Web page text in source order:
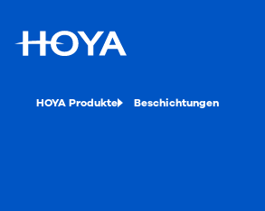
HOYA Produkte Beschichtungen